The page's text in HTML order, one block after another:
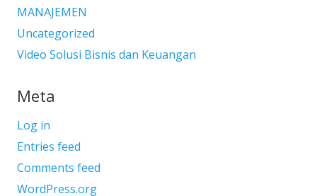
MANAJEMEN
Uncategorized
Video Solusi Bisnis dan Keuangan
Meta
Log in
Entries feed
Comments feed
WordPress.org